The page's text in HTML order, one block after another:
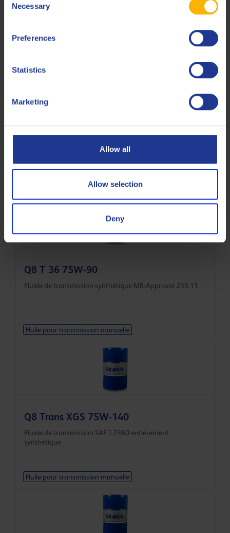
Selection
Necessary
Preferences
Statistics
Marketing
Allow all
Allow selection
Deny
Produits connexes
Huile pour transmission manuelle
Q8 T 36 75W-90
Fluide de transmission synthétique MB-Approval 235.11
Huile pour transmission manuelle
Q8 Trans XGS 75W-140
Fluide de transmission SAE J 2360 entièrement
synthétique
Huile pour transmission manuelle